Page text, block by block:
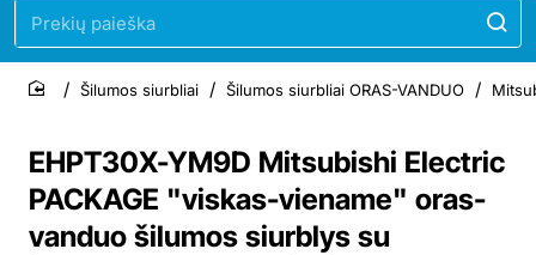
Prekių
paieška
EHPT30X-YM9D Mitsubishi Electric
PACKAGE "viskas-viename" oras-
vanduo šilumos siurblys su
home
Šilumos siurbliai Šilumos siurbliai ORAS-VANDUO